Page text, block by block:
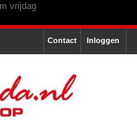
Inloggen
Contact